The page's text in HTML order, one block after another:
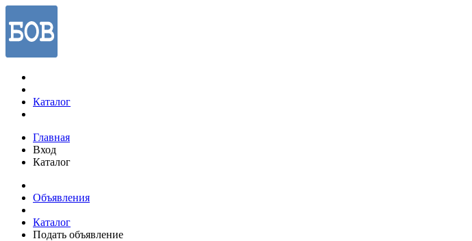
Каталог
Главная
Вход
Каталог
Объявления
Каталог
Подать объявление